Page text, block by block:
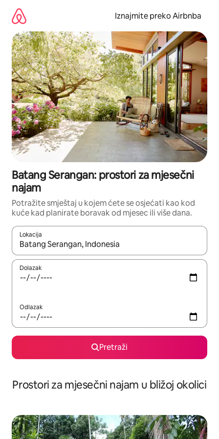
sadržaj
Iznajmite preko Airbnba
Batang Serangan: prostori za mjesečni
najam
Potražite smještaj u kojem ćete se osjećati kao kod
kuće kad planirate boravak od mjesec ili više dana.
Lokacija
Kada budu dostupni rezultati, moći ćete ih pregledati
Dolazak
Odlazak
Pretraži
Prostori za mjesečni najam u bližoj okolici